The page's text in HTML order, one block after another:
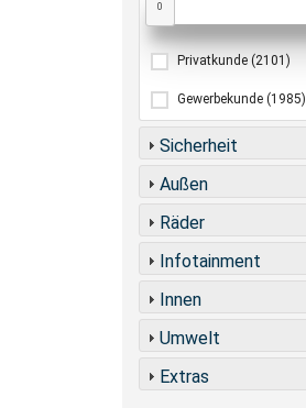
0
Privatkunde (2101)
Gewerbekunde (1985)
Sicherheit
Außen
Räder
Infotainment
Innen
Umwelt
Extras